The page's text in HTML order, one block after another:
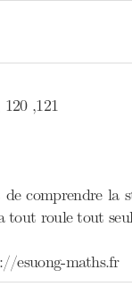
120 ,121
comprendre la
tout roule tout
esuong-maths.fr